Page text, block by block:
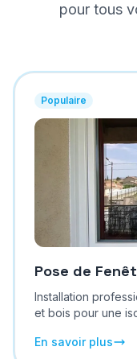
pour tous
Populaire
Pose de
Installation
et bois pour une
En savoir plus